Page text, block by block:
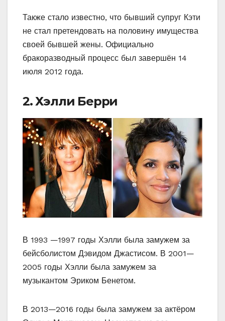
Также стало известно, что бывший супруг Кэти
не стал претендовать на половину имущества
своей бывшей жены. Официально
бракоразводный процесс был завершён 14
июля 2012 года.
2. Хэлли Берри
В 1993 —1997 годы Хэлли была замужем за
бейсболистом Дэвидом Джастисом. В 2001—
2005 годы Хэлли была замужем за
музыкантом Эриком Бенетом.
В 2013—2016 годы была замужем за актёром